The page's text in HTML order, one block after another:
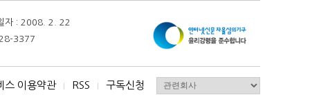
자 : 2008. 2. 22
3377
스 이용약관 I RSS I 구독신청